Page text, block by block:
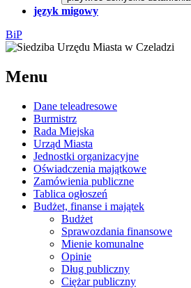
język migowy
BiP
Menu
Dane teleadresowe
Burmistrz
Rada Miejska
Urząd Miasta
Jednostki organizacyjne
Oświadczenia majątkowe
Zamówienia publiczne
Tablica ogłoszeń
Budżet, finanse i majątek
Budżet
Sprawozdania finansowe
Mienie komunalne
Opinie
Dług publiczny
Ciężar publiczny